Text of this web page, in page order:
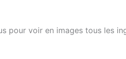
pour voir en images tous les